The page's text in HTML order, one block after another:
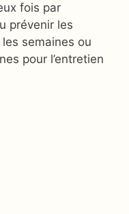
fois par
prévenir les
semaines ou
pour l’entretien